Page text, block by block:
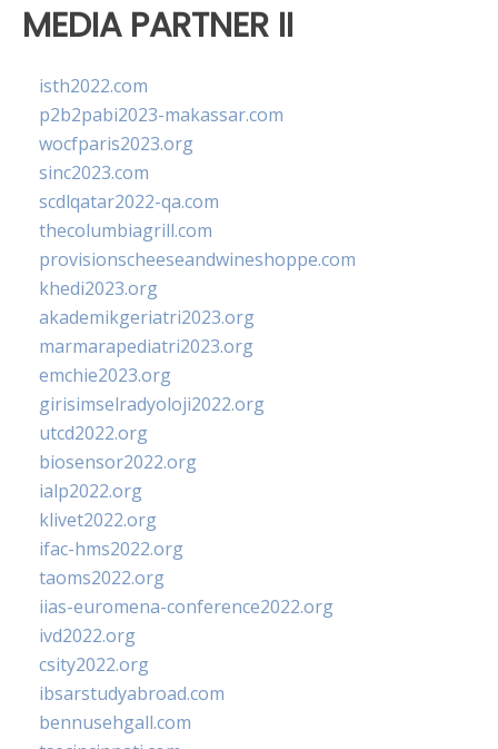
MEDIA PARTNER II
isth2022.com
p2b2pabi2023-makassar.com
wocfparis2023.org
sinc2023.com
scdlqatar2022-qa.com
thecolumbiagrill.com
provisionscheeseandwineshoppe.com
khedi2023.org
akademikgeriatri2023.org
marmarapediatri2023.org
emchie2023.org
girisimselradyoloji2022.org
utcd2022.org
biosensor2022.org
ialp2022.org
klivet2022.org
ifac-hms2022.org
taoms2022.org
iias-euromena-conference2022.org
ivd2022.org
csity2022.org
ibsarstudyabroad.com
bennusehgall.com